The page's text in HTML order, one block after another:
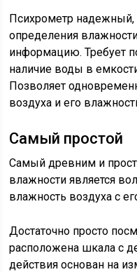
Психрометр надежный,
определения
информацию. Требует
наличие воды в
Позволяет
воздуха и его
Самый простой
Самый древним и
влажности является
влажность воздуха с
Достаточно просто
расположена шкала с
действия основан на